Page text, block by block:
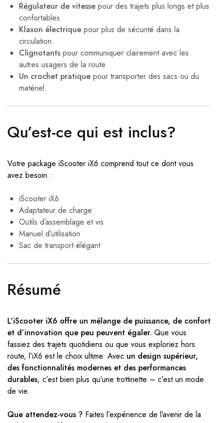
Régulateur de vitesse pour des trajets plus longs et plus
confortables.
Klaxon électrique pour plus de sécurité dans la
circulation.
Clignotants pour communiquer clairement avec les
autres usagers de la route.
Un crochet pratique pour transporter des sacs ou du
matériel.
Qu’est-ce qui est inclus?
Votre package iScooter iX6 comprend tout ce dont vous
avez besoin :
iScooter iX6
Adaptateur de charge
Outils d’assemblage et vis
Manuel d’utilisation
Sac de transport élégant
Résumé
L’iScooter iX6 offre un mélange de puissance, de confort
et d’innovation que peu peuvent égaler. Que vous
fassiez des trajets quotidiens ou que vous exploriez hors
route, l’iX6 est le choix ultime. Avec un design supérieur,
des fonctionnalités modernes et des performances
durables, c’est bien plus qu’une trottinette – c’est un mode
de vie.
Que attendez-vous ? Faites l’expérience de l’avenir de la